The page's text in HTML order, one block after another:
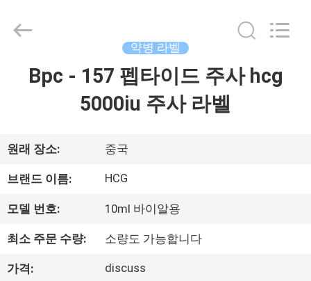
품
우
리
2017
약병 라벨
Bpc - 157 펩타이드 주사 hcg
5000iu 주사 라벨
원래 장소: 중국
브랜드 이름: HCG
모델 번호: 10ml 바이알용
최소 주문 수량: 소량도 가능합니다
가격: discuss